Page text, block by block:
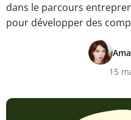
dans le parcours
pour développer des
15